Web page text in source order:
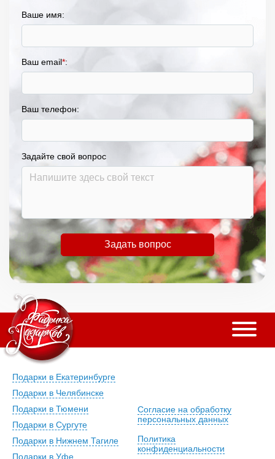
Ваше имя:
Ваш email*:
Ваш телефон:
Задайте свой вопрос
Задать вопрос
Подарки в Екатеринбурге
Подарки в Челябинске
Подарки в Тюмени
Подарки в Сургуте
Подарки в Нижнем Тагиле
Подарки в Уфе
Согласие на обработку
персональных данных
Политика
конфиденциальности